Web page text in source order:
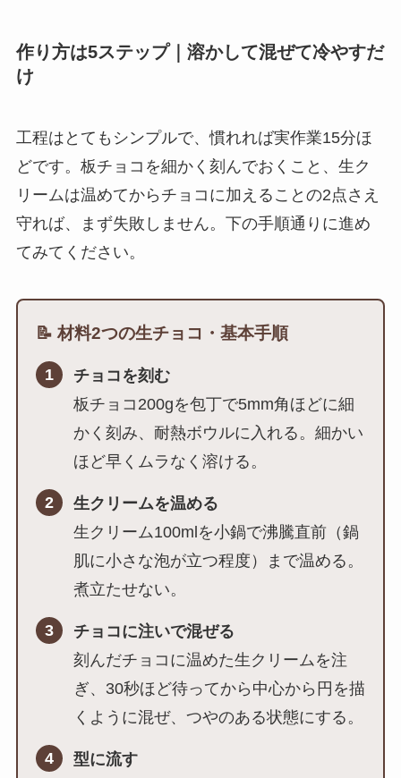
作り方は5ステップ｜溶かして混ぜて冷やすだ
け
工程はとてもシンプルで、慣れれば実作業15分ほ
どです。板チョコを細かく刻んでおくこと、生ク
リームは温めてからチョコに加えることの2点さえ
守れば、まず失敗しません。下の手順通りに進め
てみてください。
📝 材料2つの生チョコ・基本手順
1
チョコを刻む
板チョコ200gを包丁で5mm角ほどに細
かく刻み、耐熱ボウルに入れる。細かい
ほど早くムラなく溶ける。
2
生クリームを温める
生クリーム100mlを小鍋で沸騰直前（鍋
肌に小さな泡が立つ程度）まで温める。
煮立たせない。
3
チョコに注いで混ぜる
刻んだチョコに温めた生クリームを注
ぎ、30秒ほど待ってから中心から円を描
くように混ぜ、つやのある状態にする。
4
型に流す